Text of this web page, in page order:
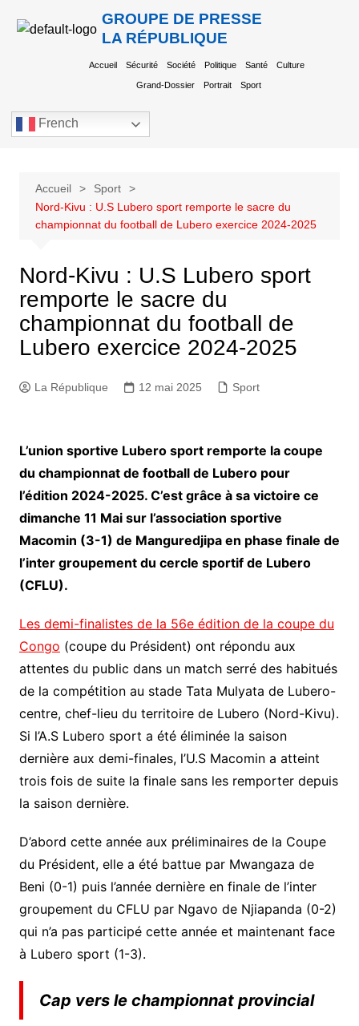
GROUPE DE PRESSE
LA RÉPUBLIQUE
Accueil Sécurité Société Politique Santé Culture
Grand-Dossier Portrait Sport
French
Accueil
Sport
Nord-Kivu : U.S Lubero sport remporte le sacre du
championnat du football de Lubero exercice 2024-2025
Nord-Kivu : U.S Lubero sport
remporte le sacre du
championnat du football de
Lubero exercice 2024-2025
La République 12 mai 2025 Sport
L’union sportive Lubero sport remporte la coupe
du championnat de football de Lubero pour
l’édition 2024-2025. C’est grâce à sa victoire ce
dimanche 11 Mai sur l’association sportive
Macomin (3-1) de Manguredjipa en phase finale de
l’inter groupement du cercle sportif de Lubero
(CFLU).
Les demi-finalistes de la 56e édition de la coupe du
Congo (coupe du Président) ont répondu aux
attentes du public dans un match serré des habitués
de la compétition au stade Tata Mulyata de Lubero-
centre, chef-lieu du territoire de Lubero (Nord-Kivu).
Si l’A.S Lubero sport a été éliminée la saison
dernière aux demi-finales, l’U.S Macomin a atteint
trois fois de suite la finale sans les remporter depuis
la saison dernière.
D’abord cette année aux préliminaires de la Coupe
du Président, elle a été battue par Mwangaza de
Beni (0-1) puis l’année dernière en finale de l’inter
groupement du CFLU par Ngavo de Njiapanda (0-2)
qui n’a pas participé cette année et maintenant face
à Lubero sport (1-3).
Cap vers le championnat provincial